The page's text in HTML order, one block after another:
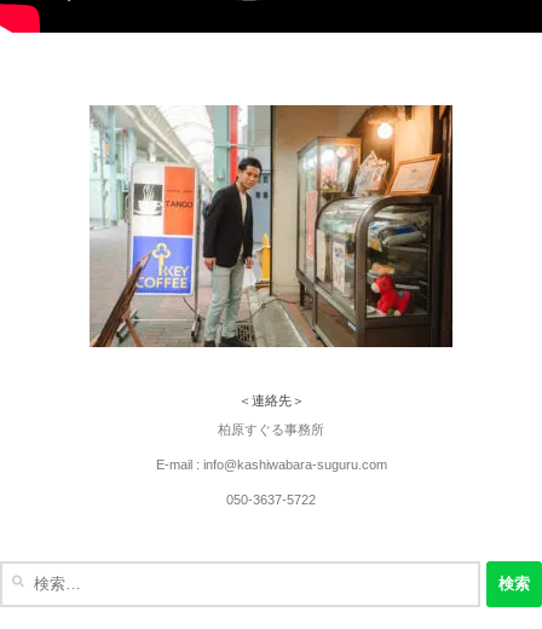
＜連絡先＞
柏原すぐる事務所
E-mail : info@kashiwabara-suguru.com
050-3637-5722